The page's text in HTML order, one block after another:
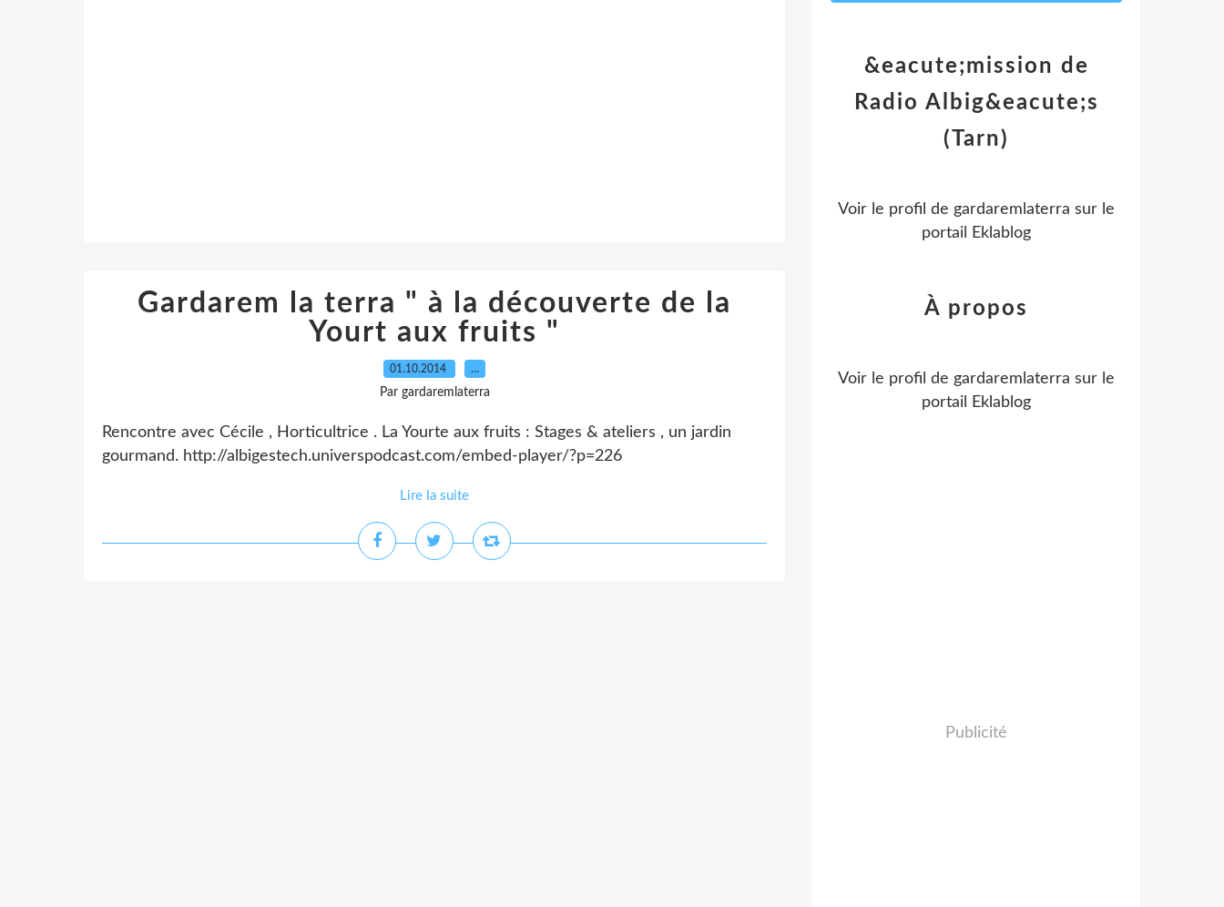
Gardarem la terra " à la découverte de la
Yourt aux fruits "
01.10.2014 …
Par gardaremlaterra
Rencontre avec Cécile , Horticultrice . La Yourte aux fruits : Stages & ateliers , un jardin
gourmand. http://albigestech.universpodcast.com/embed-player/?p=226
Lire la suite
&eacute;mission de
Radio Albig&eacute;s
(Tarn)
Voir le profil de gardaremlaterra sur le
portail Eklablog
À propos
Voir le profil de gardaremlaterra sur le
portail Eklablog
Publicité